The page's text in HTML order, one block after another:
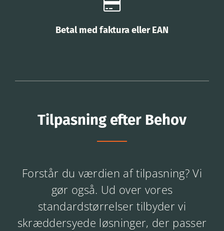
Betal med faktura eller EAN
Tilpasning efter Behov
Forstår du værdien af tilpasning? Vi
gør også. Ud over vores
standardstørrelser tilbyder vi
skræddersyede løsninger, der passer